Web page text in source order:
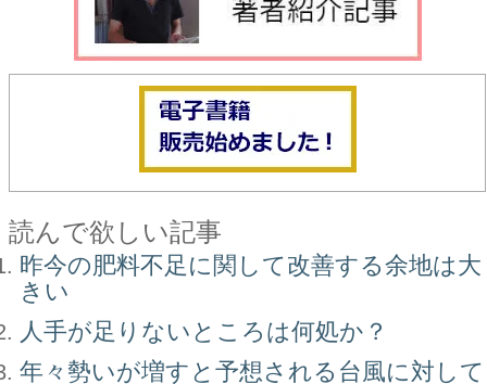
読んで欲しい記事
昨今の肥料不足に関して改善する余地は大
きい
人手が足りないところは何処か？
年々勢いが増すと予想される台風に対して